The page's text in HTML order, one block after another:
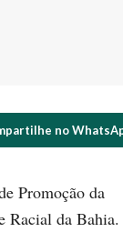
no
Promoção da
Racial da